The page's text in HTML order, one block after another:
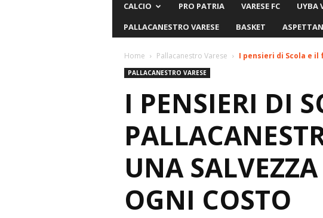
CALCIO PRO PATRIA VARESE FC UYBA
PALLACANESTRO VARESE
BASKET
Home Pallacanestro Varese I pensieri di Scola e
PALLACANESTRO VARESE
I PENSIERI DI
UNA
OGNI COSTO